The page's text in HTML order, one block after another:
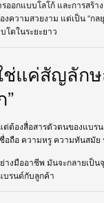
ออกแบบโลโก้ และการสร้า
งความสวยงาม แต่เป็น “กล
โตในระยะยาว
ช่แค่สัญลัก
ต้องสื่อสารตัวตนของแบร
อถือ ความหรู ความทันสมัย
างมืออาชีพ มันจะกลายเป็น
บรนด์กับลูกค้า